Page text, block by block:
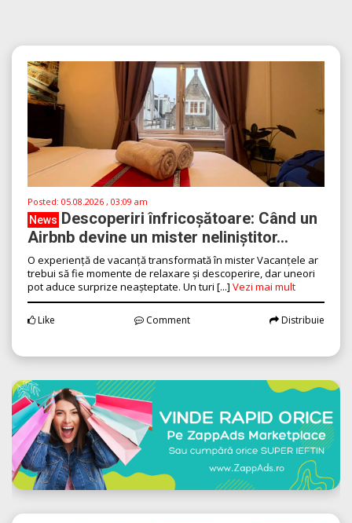
Posted: 05.08.2026 , 03:09 am
News Descoperiri înfricoșătoare: Când un
Airbnb devine un mister neliniștitor...
O experiență de vacanță transformată în mister Vacanțele ar
trebui să fie momente de relaxare și descoperire, dar uneori
pot aduce surprize neașteptate. Un turi [...] Vezi mai mult
Like Comment Distribuie